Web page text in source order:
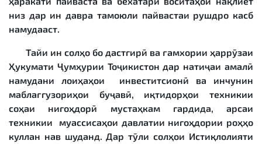
низ дар ин давра тамоюли пайвастаи рушдро касб
намудааст.
Тайи ин солҳо бо дастгирӣ ва ғамхории ҳаррӯзаи
Ҳукумати Ҷумҳурии Тоҷикистон дар натиҷаи амалӣ
намудани лоиҳаҳои инвеститсионӣ ва инчунин
маблағгузориҳои буҷавӣ, иқтидорҳои техникии
соҳаи нигоҳдорӣ мустаҳкам гардида, арсаи
техникии муассисаҳои давлатии нигоҳдории роҳҳо
куллан нав шуданд. Дар тӯли солҳои Истиқлолияти